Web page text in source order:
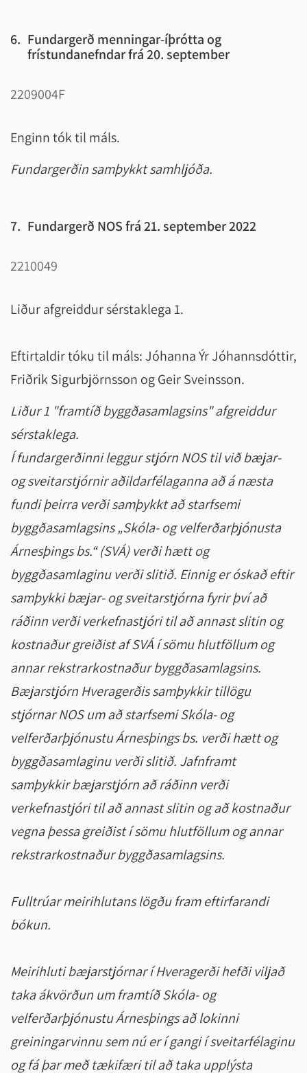
6. Fundargerð menningar-íþrótta og
frístundanefndar frá 20. september
2209004F
Enginn tók til máls.
Fundargerðin samþykkt samhljóða.
7. Fundargerð NOS frá 21. september 2022
2210049
Liður afgreiddur sérstaklega 1.
Eftirtaldir tóku til máls: Jóhanna Ýr Jóhannsdóttir,
Friðrik Sigurbjörnsson og Geir Sveinsson.
Liður 1 "framtíð byggðasamlagsins" afgreiddur
sérstaklega.
Í fundargerðinni leggur stjórn NOS til við bæjar-
og sveitarstjórnir aðildarfélaganna að á næsta
fundi þeirra verði samþykkt að starfsemi
byggðasamlagsins „Skóla- og velferðarþjónusta
Árnesþings bs.“ (SVÁ) verði hætt og
byggðasamlaginu verði slitið. Einnig er óskað eftir
samþykki bæjar- og sveitarstjórna fyrir því að
ráðinn verði verkefnastjóri til að annast slitin og
kostnaður greiðist af SVÁ í sömu hlutföllum og
annar rekstrarkostnaður byggðasamlagsins.
Bæjarstjórn Hveragerðis samþykkir tillögu
stjórnar NOS um að starfsemi Skóla- og
velferðarþjónustu Árnesþings bs. verði hætt og
byggðasamlaginu verði slitið. Jafnframt
samþykkir bæjarstjórn að ráðinn verði
verkefnastjóri til að annast slitin og að kostnaður
vegna þessa greiðist í sömu hlutföllum og annar
rekstrarkostnaður byggðasamlagsins.
Fulltrúar meirihlutans lögðu fram eftirfarandi
bókun.
Meirihluti bæjarstjórnar í Hveragerði hefði viljað
taka ákvörðun um framtíð Skóla- og
velferðarþjónustu Árnesþings að lokinni
greiningarvinnu sem nú er í gangi í sveitarfélaginu
og fá þar með tækifæri til að taka upplýsta